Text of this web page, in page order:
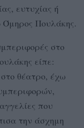
ευτυχίας ή
Όμηρος Πουλάκης.
στο
είπε:
θέατρο, έχω
που
την άσχημη